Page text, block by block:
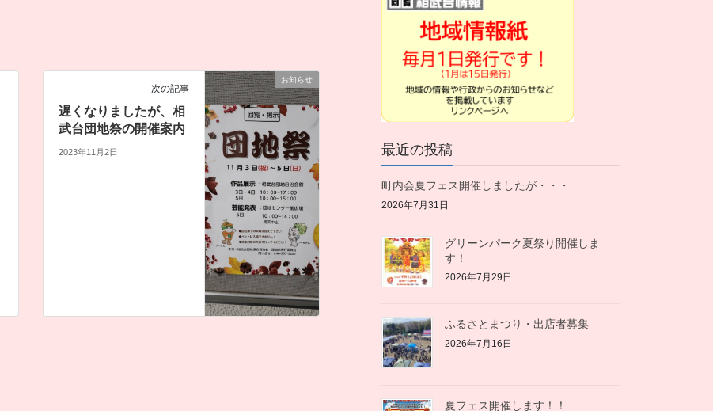
お知らせ
次の記事
遅くなりましたが、相
武台団地祭の開催案内
2023年11月2日 最近の投稿
町内会夏フェス開催しましたが・・・
2026年7月31日
グリーンパーク夏祭り開催しま
す！
2026年7月29日
ふるさとまつり・出店者募集
2026年7月16日
夏フェス開催します！！